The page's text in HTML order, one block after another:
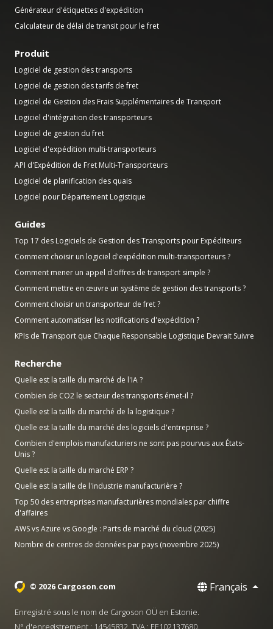
Générateur d'étiquettes d'expédition
Calculateur de délai de transit pour le fret
Produit
Logiciel de gestion des transports
Logiciel de gestion des tarifs de fret
Logiciel de Gestion des Frais Supplémentaires de Transport
Logiciel d'intégration des transporteurs
Logiciel de gestion du fret
Logiciel d'expédition multi-transporteurs
API d'Expédition de Fret Multi-Transporteurs
Logiciel de planification des quais
Logiciel pour Département Logistique
Guides
Top 17 des Logiciels de Gestion des Transports pour Expéditeurs
Comment choisir un logiciel d'expédition multi-transporteurs ?
Comment mener un appel d'offres de transport simple ?
Comment mettre en œuvre un système de gestion des transports ?
Comment choisir un transporteur de fret ?
Comment automatiser les notifications d'expédition ?
KPIs de Transport que Chaque Responsable Logistique Devrait Suivre
Recherche
Quelle est la taille du marché de l'IA ?
Combien de CO2 le secteur des transports émet-il ?
Quelle est la taille du marché de la logistique ?
Quelle est la taille du marché des logiciels d'entreprise ?
Combien d'emplois manufacturiers ne sont pas pourvus aux États-
Unis ?
Quelle est la taille du marché ERP ?
Quelle est la taille de l'industrie manufacturière ?
Top 50 des entreprises manufacturières mondiales par chiffre
d'affaires
AWS vs Azure vs Google : Parts de marché du cloud (2025)
Nombre de centres de données par pays (novembre 2025)
© 2026 Cargoson.com Français
Enregistré sous le nom de Cargoson OÜ en Estonie.
N° d'enregistrement : 14545832. TVA : EE102137680.